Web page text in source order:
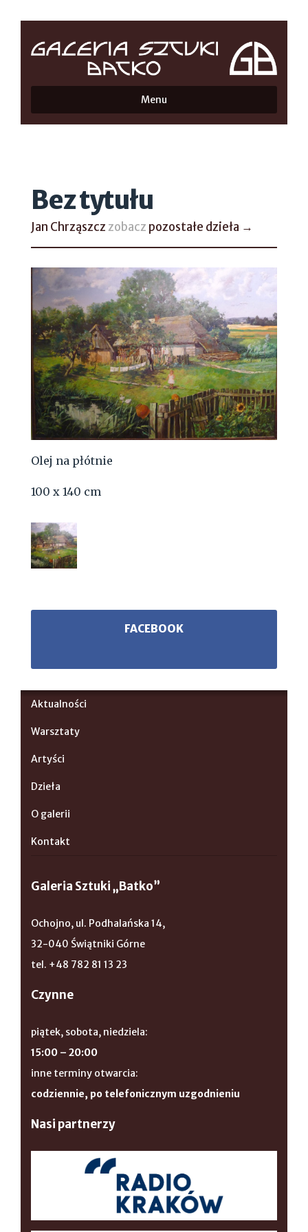
Menu
Bez tytułu
Jan Chrząszczzobacz pozostałe dzieła →
Olej na płótnie
100 x 140 cm
FACEBOOK
Aktualności
Warsztaty
Artyści
Dzieła
O galerii
Kontakt
Galeria Sztuki „Batko”
Ochojno, ul. Podhalańska 14,
32-040 Świątniki Górne
tel. +48 782 81 13 23
Czynne
piątek, sobota, niedziela:
15:00 – 20:00
inne terminy otwarcia:
codziennie, po telefonicznym uzgodnieniu
Nasi partnerzy